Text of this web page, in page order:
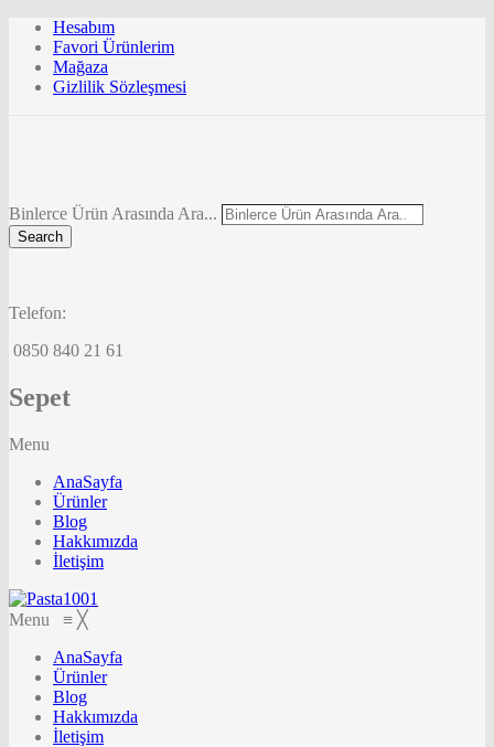
Hesabım
Favori Ürünlerim
Mağaza
Gizlilik Sözleşmesi
Binlerce Ürün Arasında Ara...
Search
Telefon:
0850 840 21 61
Sepet
Menu
AnaSayfa
Ürünler
Blog
Hakkımızda
İletişim
Menu ≡ ╳
AnaSayfa
Ürünler
Blog
Hakkımızda
İletişim